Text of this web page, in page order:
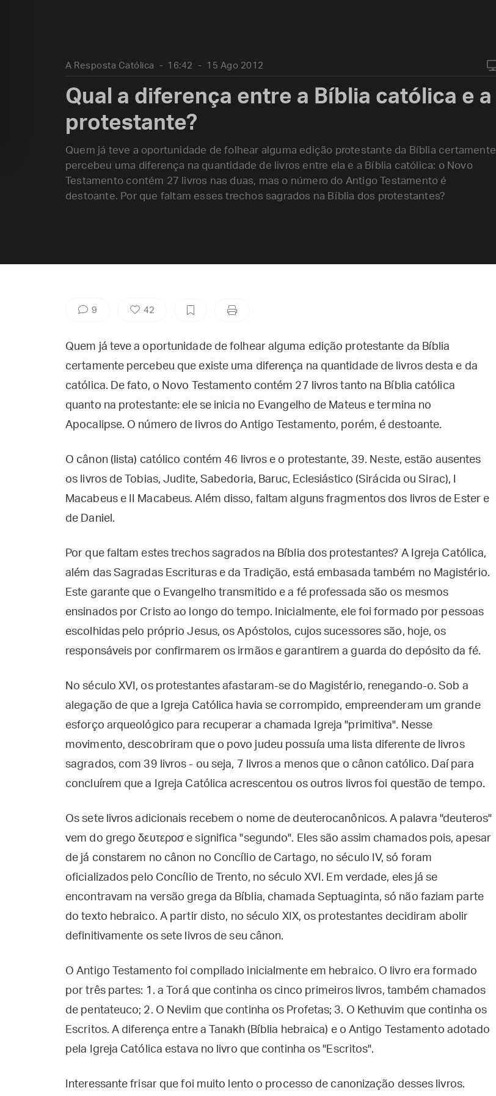
A Resposta Católica 16:42 15 Ago 2012
Qual a diferença entre a Bíblia católica e a
protestante?
Quem já teve a oportunidade de folhear alguma edição protestante da Bíblia certamente
percebeu uma diferença na quantidade de livros entre ela e a Bíblia católica: o Novo
Testamento contém 27 livros nas duas, mas o número do Antigo Testamento é
destoante. Por que faltam esses trechos sagrados na Bíblia dos protestantes?
9 42
Quem já teve a oportunidade de folhear alguma edição protestante da Bíblia
certamente percebeu que existe uma diferença na quantidade de livros desta e da
católica. De fato, o Novo Testamento contém 27 livros tanto na Bíblia católica
quanto na protestante: ele se inicia no Evangelho de Mateus e termina no
Apocalipse. O número de livros do Antigo Testamento, porém, é destoante.
O cânon (lista) católico contém 46 livros e o protestante, 39. Neste, estão ausentes
os livros de Tobias, Judite, Sabedoria, Baruc, Eclesiástico (Sirácida ou Sirac), I
Macabeus e II Macabeus. Além disso, faltam alguns fragmentos dos livros de Ester e
de Daniel.
Por que faltam estes trechos sagrados na Bíblia dos protestantes? A Igreja Católica,
além das Sagradas Escrituras e da Tradição, está embasada também no Magistério.
Este garante que o Evangelho transmitido e a fé professada são os mesmos
ensinados por Cristo ao longo do tempo. Inicialmente, ele foi formado por pessoas
escolhidas pelo próprio Jesus, os Apóstolos, cujos sucessores são, hoje, os
responsáveis por confirmarem os irmãos e garantirem a guarda do depósito da fé.
No século XVI, os protestantes afastaram-se do Magistério, renegando-o. Sob a
alegação de que a Igreja Católica havia se corrompido, empreenderam um grande
esforço arqueológico para recuperar a chamada Igreja "primitiva". Nesse
movimento, descobriram que o povo judeu possuía uma lista diferente de livros
sagrados, com 39 livros - ou seja, 7 livros a menos que o cânon católico. Daí para
concluírem que a Igreja Católica acrescentou os outros livros foi questão de tempo.
Os sete livros adicionais recebem o nome de deuterocanônicos. A palavra "deuteros"
vem do grego δευτεροσ e significa "segundo". Eles são assim chamados pois, apesar
de já constarem no cânon no Concílio de Cartago, no século IV, só foram
oficializados pelo Concílio de Trento, no século XVI. Em verdade, eles já se
encontravam na versão grega da Bíblia, chamada Septuaginta, só não faziam parte
do texto hebraico. A partir disto, no século XIX, os protestantes decidiram abolir
definitivamente os sete livros de seu cânon.
O Antigo Testamento foi compilado inicialmente em hebraico. O livro era formado
por três partes: 1. a Torá que continha os cinco primeiros livros, também chamados
de pentateuco; 2. O Neviim que continha os Profetas; 3. O Kethuvim que continha os
Escritos. A diferença entre a Tanakh (Bíblia hebraica) e o Antigo Testamento adotado
pela Igreja Católica estava no livro que continha os "Escritos".
Interessante frisar que foi muito lento o processo de canonização desses livros.